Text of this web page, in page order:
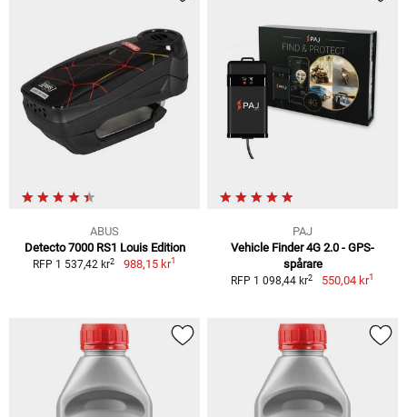
ABUS
Detecto 7000 RS1 Louis Edition
RFP 1 537,42 kr2 988,15 kr1
PAJ
Vehicle Finder 4G 2.0 - GPS-
spårare
RFP 1 098,44 kr2 550,04 kr1